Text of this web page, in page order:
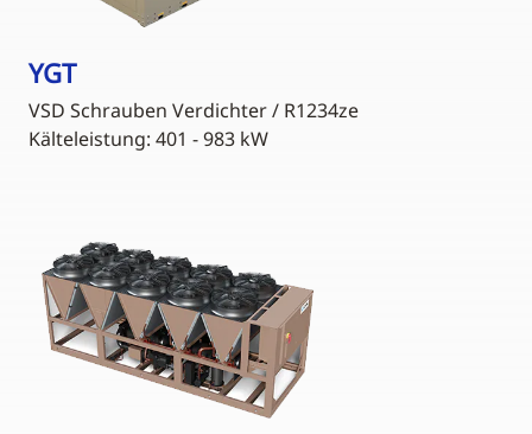
YGT
VSD Schrauben Verdichter / R1234ze
Kälteleistung: 401 - 983 kW